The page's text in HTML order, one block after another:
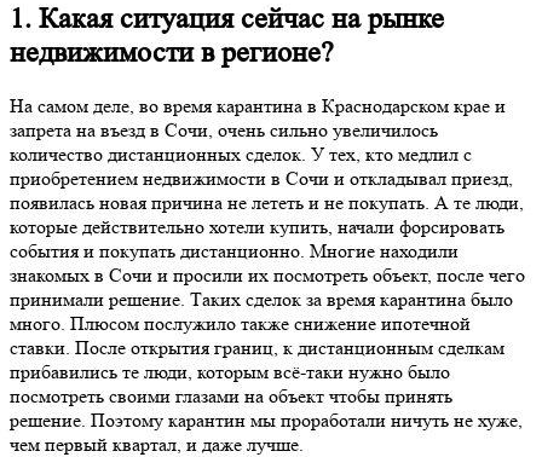
1. Какая ситуация сейчас на рынке
недвижимости в регионе?
На самом деле, во время карантина в Краснодарском крае и
запрета на въезд в Сочи, очень сильно увеличилось
количество дистанционных сделок. У тех, кто медлил с
приобретением недвижимости в Сочи и откладывал приезд,
появилась новая причина не лететь и не покупать. А те люди,
которые действительно хотели купить, начали форсировать
события и покупать дистанционно. Многие находили
знакомых в Сочи и просили их посмотреть объект, после чего
принимали решение. Таких сделок за время карантина было
много. Плюсом послужило также снижение ипотечной
ставки. После открытия границ, к дистанционным сделкам
прибавились те люди, которым всё-таки нужно было
посмотреть своими глазами на объект чтобы принять
решение. Поэтому карантин мы проработали ничуть не хуже,
чем первый квартал, и даже лучше.